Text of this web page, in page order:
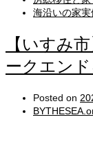
海沿いの家実
【いすみ
ークエンド
Posted on